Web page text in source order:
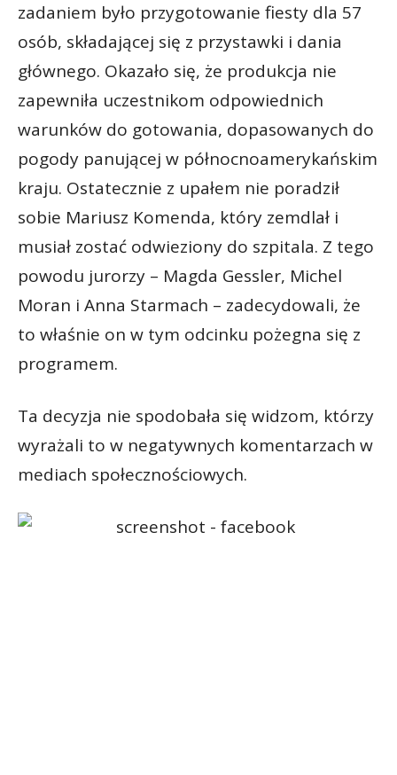
zadaniem było przygotowanie fiesty dla 57
osób, składającej się z przystawki i dania
głównego. Okazało się, że produkcja nie
zapewniła uczestnikom odpowiednich
warunków do gotowania, dopasowanych do
pogody panującej w północnoamerykańskim
kraju. Ostatecznie z upałem nie poradził
sobie Mariusz Komenda, który zemdlał i
musiał zostać odwieziony do szpitala. Z tego
powodu jurorzy – Magda Gessler, Michel
Moran i Anna Starmach – zadecydowali, że
to właśnie on w tym odcinku pożegna się z
programem.
Ta decyzja nie spodobała się widzom, którzy
wyrażali to w negatywnych komentarzach w
mediach społecznościowych.